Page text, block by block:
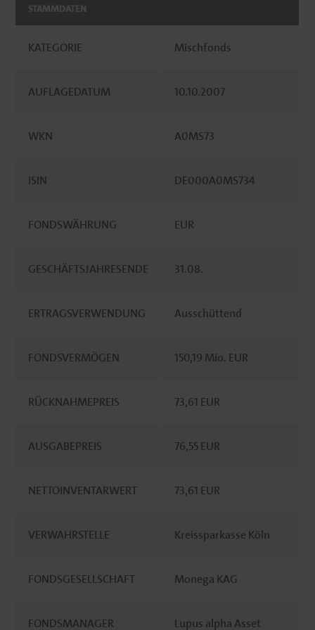
STAMMDATEN
KATEGORIE Mischfonds
AUFLAGEDATUM 10.10.2007
WKN A0MS73
ISIN DE000A0MS734
FONDSWÄHRUNG EUR
GESCHÄFTSJAHRESENDE 31.08.
ERTRAGSVERWENDUNG Ausschüttend
FONDSVERMÖGEN 150,19 Mio. EUR
RÜCKNAHMEPREIS 73,61 EUR
AUSGABEPREIS 76,55 EUR
NETTOINVENTARWERT 73,61 EUR
VERWAHRSTELLE Kreissparkasse Köln
FONDSGESELLSCHAFT Monega KAG
FONDSMANAGER
Lupus alpha Asset